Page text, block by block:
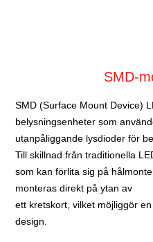
SMD-
SMD (Surface Mount Device)
belysningsenheter som
utanpåliggande lysdioder för
Till skillnad från traditionella
som kan förlita sig på
monteras direkt på ytan av
ett kretskort, vilket möjliggör
design.